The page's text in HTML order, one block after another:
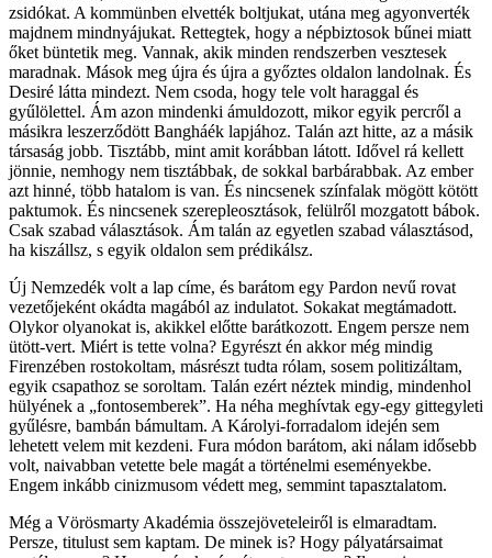
zsidókat. A kommünben elvették boltjukat, utána meg agyonverték
majdnem mindnyájukat. Rettegtek, hogy a népbiztosok bűnei miatt
őket büntetik meg. Vannak, akik minden rendszerben vesztesek
maradnak. Mások meg újra és újra a győztes oldalon landolnak. És
Desiré látta mindezt. Nem csoda, hogy tele volt haraggal és
gyűlölettel. Ám azon mindenki ámuldozott, mikor egyik percről a
másikra leszerződött Bangháék lapjához. Talán azt hitte, az a másik
társaság jobb. Tisztább, mint amit korábban látott. Idővel rá kellett
jönnie, nemhogy nem tisztábbak, de sokkal barbárabbak. Az ember
azt hinné, több hatalom is van. És nincsenek színfalak mögött kötött
paktumok. És nincsenek szerepleosztások, felülről mozgatott bábok.
Csak szabad választások. Ám talán az egyetlen szabad választásod,
ha kiszállsz, s egyik oldalon sem prédikálsz.
Új Nemzedék volt a lap címe, és barátom egy Pardon nevű rovat
vezetőjeként okádta magából az indulatot. Sokakat megtámadott.
Olykor olyanokat is, akikkel előtte barátkozott. Engem persze nem
ütött-vert. Miért is tette volna? Egyrészt én akkor még mindig
Firenzében rostokoltam, másrészt tudta rólam, sosem politizáltam,
egyik csapathoz se soroltam. Talán ezért néztek mindig, mindenhol
hülyének a „fontosemberek”. Ha néha meghívtak egy-egy gittegyleti
gyűlésre, bambán bámultam. A Károlyi-forradalom idején sem
lehetett velem mit kezdeni. Fura módon barátom, aki nálam idősebb
volt, naivabban vetette bele magát a történelmi eseményekbe.
Engem inkább cinizmusom védett meg, semmint tapasztalatom.
Még a Vörösmarty Akadémia összejöveteleiről is elmaradtam.
Persze, titulust sem kaptam. De minek is? Hogy pályatársaimat